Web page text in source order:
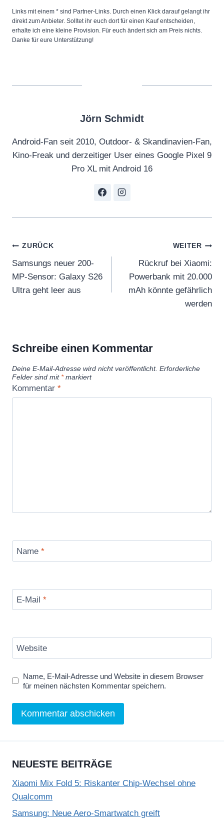
Links mit einem * sind Partner-Links. Durch einen Klick darauf gelangt ihr
direkt zum Anbieter. Solltet ihr euch dort für einen Kauf entscheiden,
erhalte ich eine kleine Provision. Für euch ändert sich am Preis nichts.
Danke für eure Unterstützung!
Jörn Schmidt
Android-Fan seit 2010, Outdoor- & Skandinavien-Fan,
Kino-Freak und derzeitiger User eines Google Pixel 9
Pro XL mit Android 16
Beitragsnavigation
ZURÜCK
Samsungs neuer 200-
MP-Sensor: Galaxy S26
Ultra geht leer aus
WEITER
Rückruf bei Xiaomi:
Powerbank mit 20.000
mAh könnte gefährlich
werden
Schreibe einen Kommentar
Deine E-Mail-Adresse wird nicht veröffentlicht. Erforderliche
Felder sind mit *markiert
Kommentar *
Name *
E-Mail *
Website
Name, E-Mail-Adresse und Website in diesem Browser
für meinen nächsten Kommentar speichern.
NEUESTE BEITRÄGE
Xiaomi Mix Fold 5: Riskanter Chip-Wechsel ohne
Qualcomm
Samsung: Neue Aero-Smartwatch greift